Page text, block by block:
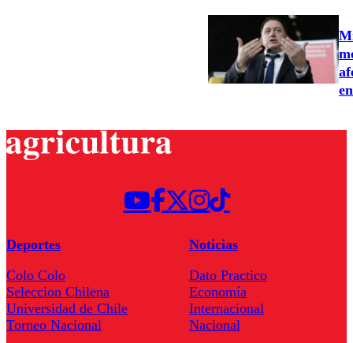
Deportes
Colo Colo
Seleccion Chilena
Universidad de Chile
Torneo Nacional
Noticias
Dato Practico
Economía
Internacional
Nacional